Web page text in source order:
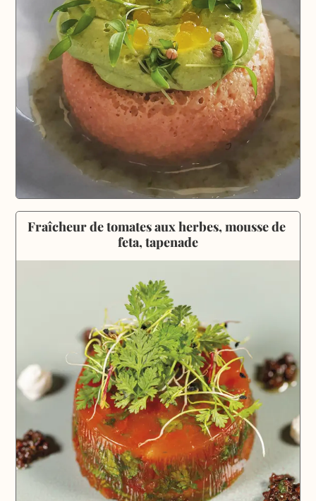
Fraîcheur de tomates aux herbes, mousse de
feta, tapenade